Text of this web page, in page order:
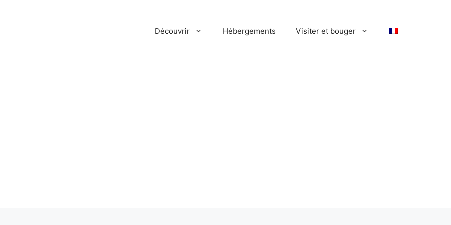
Découvrir Hébergements Visiter et bouger